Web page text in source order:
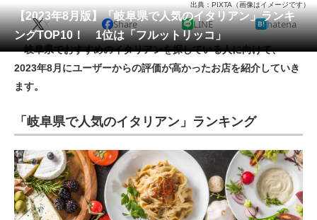
会員記事
メディア
注目記事を集めた総合ページ
スマホと通信の最新トレンド
進化するPCとデバイスの未来
好きが集まる 比べて選べる
【2023年8月版】「岐阜県で人気のイタリアン」ランキ
ングTOP10！ 1位は「フルットリッコ」
出典：PIXTA（画像はイメージです）
X Share LINE hatena
岐阜県でおすすめのイタリアンを探している人に向けて、
2023年8月にユーザーからの評価が高かったお店を紹介していき
ます。
「岐阜県で人気のイタリアン」ランキング